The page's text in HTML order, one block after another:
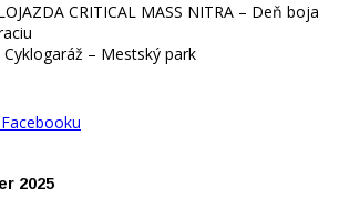
CRITICAL MASS NITRA – Deň boja
Cyklogaráž – Mestský park
2025